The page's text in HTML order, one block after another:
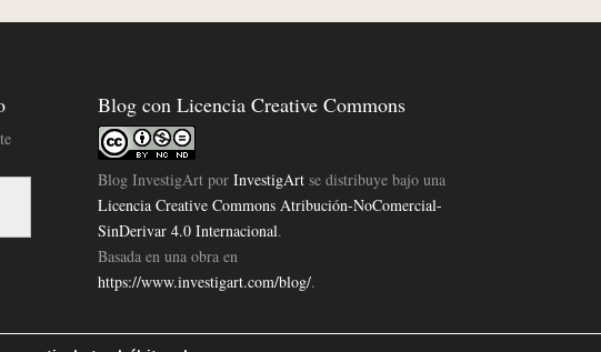
Blog con Licencia Creative Commons
Blog InvestigArtpor InvestigArtse distribuye bajo una
Licencia Creative Commons Atribución-NoComercial-
SinDerivar 4.0 Internacional.
Basada en una obra en
https://www.investigart.com/blog/.